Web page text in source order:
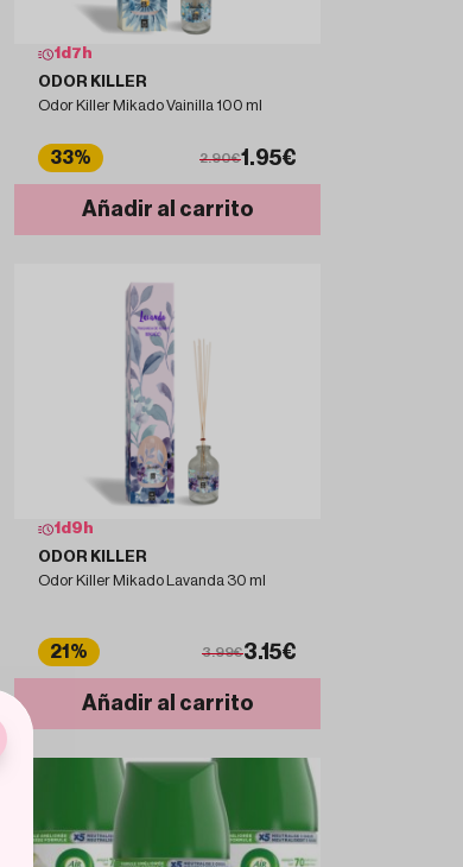
1 d 7 h
ODOR KILLER
Odor Killer Mikado Vainilla 100 ml
33% 2.90€1.95€
Añadir al carrito
1 d 9 h
ODOR KILLER
Odor Killer Mikado Lavanda 30 ml
21% 3.99€3.15€
Añadir al carrito